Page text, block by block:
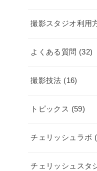
撮影スタジオ利用
よくある質問 (32)
撮影技法 (16)
トピックス (59)
チェリッシュラボ
チェリッシュスタ